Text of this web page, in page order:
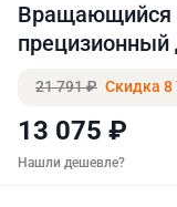
Вращающийся
прецизионный
21 791 ₽ Скидка 8
13 075 ₽
Нашли дешевле?